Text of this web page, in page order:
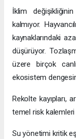
İklim
kalmıyor.
kaynaklarındaki
düşürüyor.
üzere birçok
ekosistem
Rekolte kayıpları,
temel risk kalemleri
Su yönetimi kritik